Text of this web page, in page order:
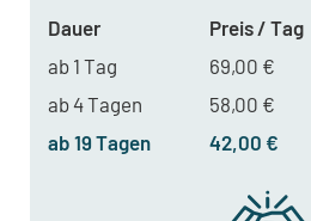
Dauer Preis / Tag
ab 1 Tag
69,00 €
ab 4 Tagen
58,00 €
ab 19 Tagen
42,00 €